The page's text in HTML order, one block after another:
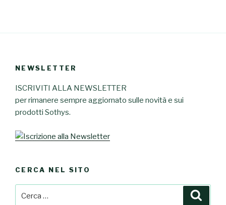
NEWSLETTER
ISCRIVITI ALLA NEWSLETTER
per rimanere sempre aggiornato sulle novità e sui
prodotti Sothys.
CERCA NEL SITO